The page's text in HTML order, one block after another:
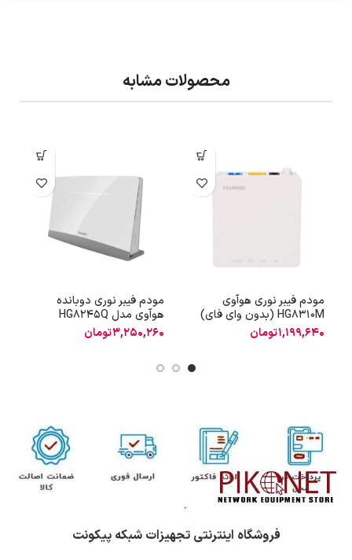
محصولات مشابه
مودم فیبر نوری هوآوی
HG8310M (بدون وای فای)
1,199,640تومان
مودم فیبر نوری دوبانده
هوآوی مدل HG8245Q
3,250,260تومان
فروشگاه اینترنتی تجهیزات شبکه پیکونت